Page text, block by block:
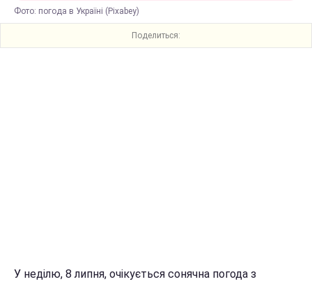
Фото: погода в Україні (Pixabey)
Поделиться:
У неділю, 8 липня, очікується сонячна погода з